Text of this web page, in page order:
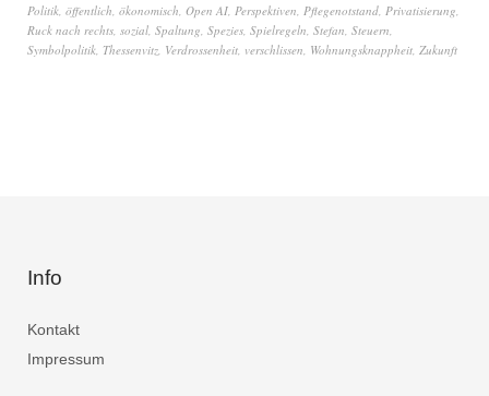
Politik, öffentlich, ökonomisch, Open AI, Perspektiven, Pflegenotstand, Privatisierung,
Ruck nach rechts, sozial, Spaltung, Spezies, Spielregeln, Stefan, Steuern,
Symbolpolitik, Thessenvitz, Verdrossenheit, verschlissen, Wohnungsknappheit, Zukunft
Info
Kontakt
Impressum